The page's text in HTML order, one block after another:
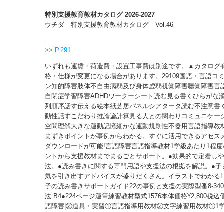
特別支援教育教材カタログ 2026-2027
ウチダ 特別支援教育教材カタログ Vol.46
>> P.291
いずれも運賃・荷造費・設置工事費は別途です。▲カタログ
格・仕様が変更になる場合があります。29109国語・言語コ
ン知的障害肢体不自由病弱及び身体虚弱視覚障害聴覚障害言
自閉症学習障害ADHDワークーシート読む見る書くひらがな
列順序話す伝える絵本紙芝居パネルシアタータ読む不注意書
動性話すこだわり推論論計算見る人との関わりコミュニケー
空間理解大きな運動記憶細かな運動規則性不器用言語指導教
まずきポイントが事例からわかる。すぐに活用できるアセス
ダウンロードが可能!言語障害言語指導教材1学級あたり1程
ントから支援教材までまるごとサポート。●効果的で定着し
法。●読み書きに関する専門用語や支援法の根拠を解説。●子
気を引き出すアドバイスが盛りだくさん。イラストでわかる
子の読み書きサポートガイド22の事例と支援の実際型番8-
法:B4●224ページ運筆練習教材型式1576本体価格¥2,800税
語障害|②道具・実習①言語指導用教材②文字練習用教材①1